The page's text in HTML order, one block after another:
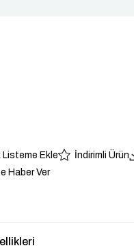
Listeme Ekle İndirimli Ürün
Haber Ver